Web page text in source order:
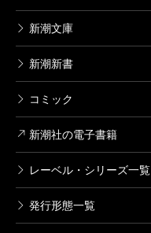
新潮文庫
新潮新書
コミック
新潮社の電子書籍
レーベル・シリーズ一覧
発行形態一覧